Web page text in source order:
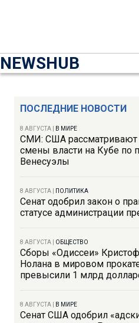
NEWSHUB
ПОСЛЕДНИЕ НОВОСТИ
8 АВГУСТА В МИРЕ
СМИ: США рассматривают
смены власти на Кубе по
Венесуэлы
8 АВГУСТА ПОЛИТИКА
Сенат одобрил закон о
статусе администрации
8 АВГУСТА ОБЩЕСТВО
Сборы «Одиссеи»
Нолана в мировом
превысили 1 млрд
8 АВГУСТА В МИРЕ
Сенат США одобрил